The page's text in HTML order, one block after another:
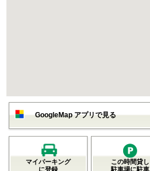
GoogleMap アプリで見る
マイパーキング
に登録
この時間貸し
駐車場に駐車